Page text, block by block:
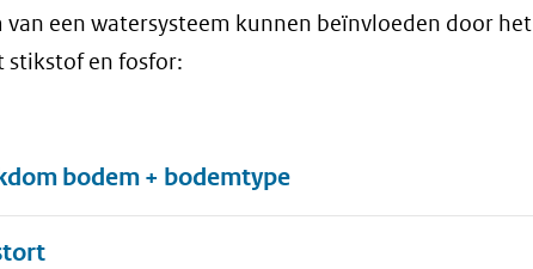
een watersysteem kunnen beïnvloeden door het
stikstof en fosfor:
bodem + bodemtype